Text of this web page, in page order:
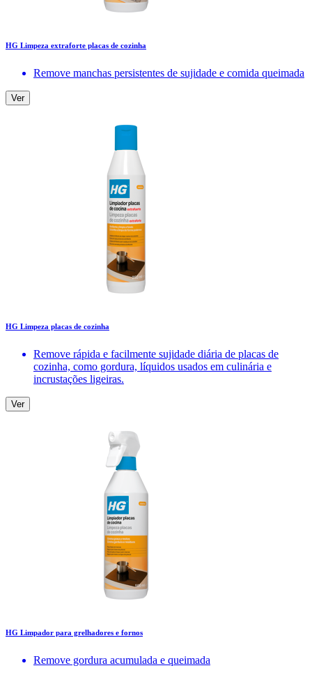
HG Limpeza extraforte placas de cozinha
Remove manchas persistentes de sujidade e comida queimada
Ver
HG Limpeza placas de cozinha
Remove rápida e facilmente sujidade diária de placas de
cozinha, como gordura, líquidos usados em culinária e
incrustações ligeiras.
Ver
HG Limpador para grelhadores e fornos
Remove gordura acumulada e queimada